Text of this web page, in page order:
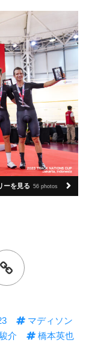
ーを見る 56 photos
マディソン
介
橋本英也